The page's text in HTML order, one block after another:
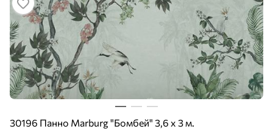
30196 Панно Marburg "Бомбей" 3,6 х 3 м.